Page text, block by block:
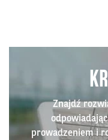
Znajdź
prowadzeniem i